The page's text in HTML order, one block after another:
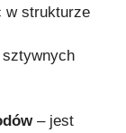
w strukturze
sztywnych
– jest